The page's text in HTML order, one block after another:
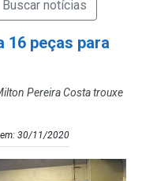
16 peças para
Pereira Costa trouxe
30/11/2020